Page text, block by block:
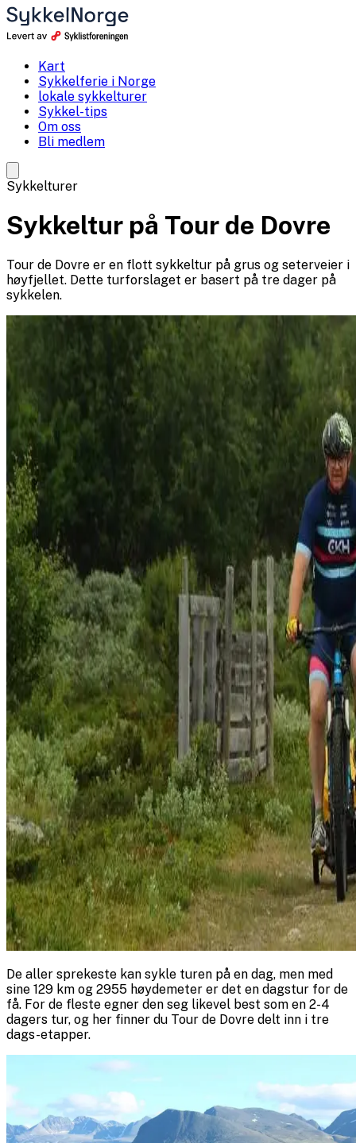
Kart
Sykkelferie i Norge
lokale sykkelturer
Sykkel-tips
Om oss
Bli medlem
Sykkelturer
Sykkeltur på Tour de Dovre
Tour de Dovre er en flott sykkeltur på grus og seterveier i
høyfjellet. Dette turforslaget er basert på tre dager på
sykkelen.
De aller sprekeste kan sykle turen på en dag, men med
sine 129 km og 2955 høydemeter er det en dagstur for de
få. For de fleste egner den seg likevel best som en 2-4
dagers tur, og her finner du Tour de Dovre delt inn i tre
dags-etapper.